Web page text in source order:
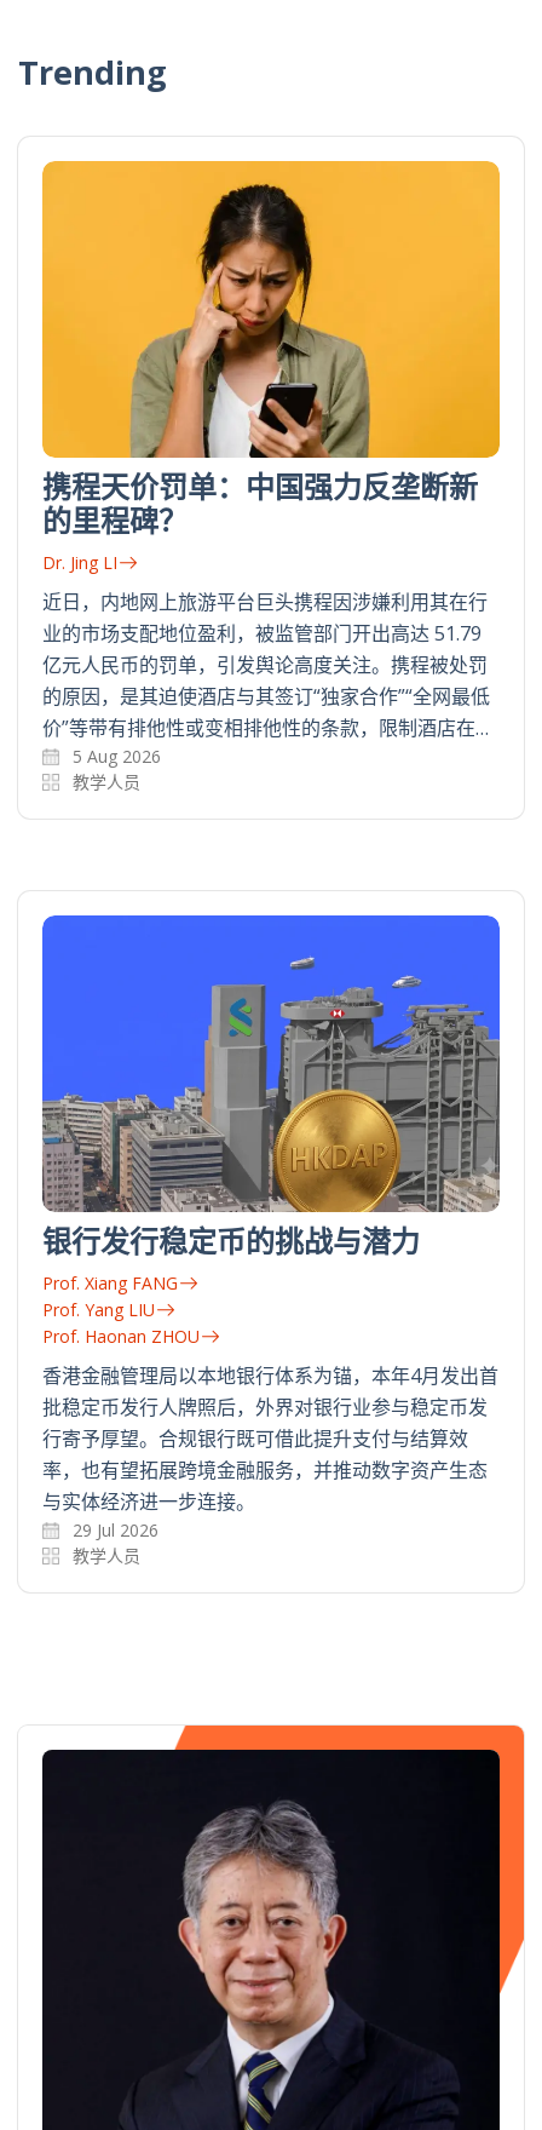
Trending
携程天价罚单：中国强力反垄断新
的里程碑？
Dr. Jing LI
近日，内地网上旅游平台巨头携程因涉嫌利用其在行
业的市场支配地位盈利，被监管部门开出高达 51.79
亿元人民币的罚单，引发舆论高度关注。携程被处罚
的原因，是其迫使酒店与其签订“独家合作”“全网最低
价”等带有排他性或变相排他性的条款，限制酒店在…
5 Aug 2026
教学人员
银行发行稳定币的挑战与潜力
Prof. Xiang FANG
Prof. Yang LIU
Prof. Haonan ZHOU
香港金融管理局以本地银行体系为锚，本年4月发出首
批稳定币发行人牌照后，外界对银行业参与稳定币发
行寄予厚望。合规银行既可借此提升支付与结算效
率，也有望拓展跨境金融服务，并推动数字资产生态
与实体经济进一步连接。
29 Jul 2026
教学人员